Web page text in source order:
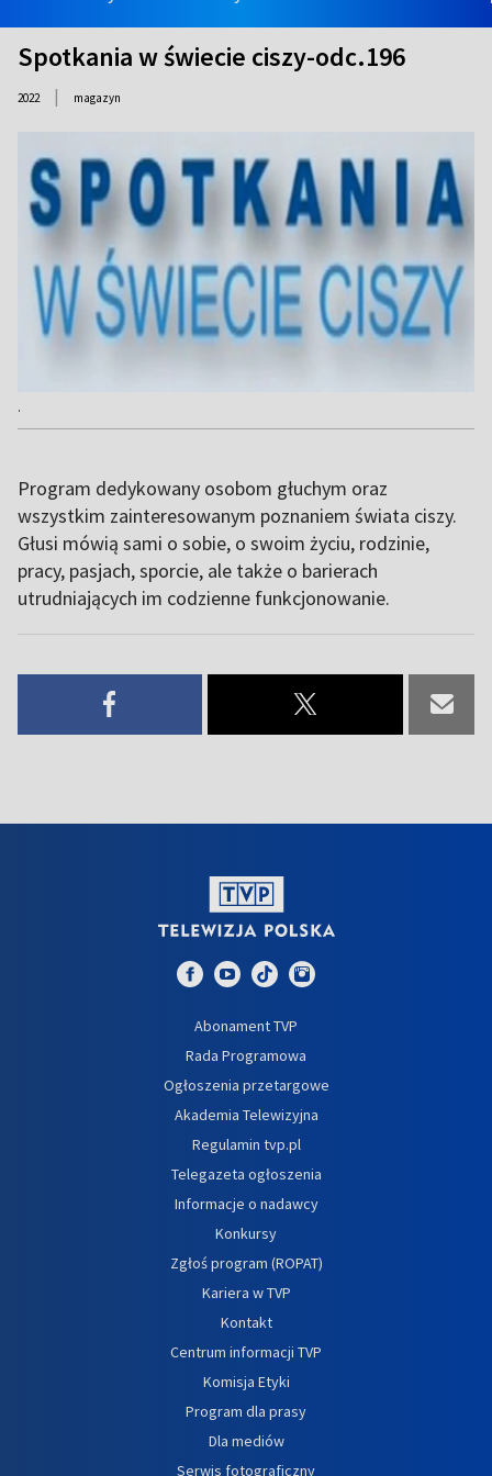
Spotkania w świecie ciszy-odc.196
2022 | magazyn
.
Program dedykowany osobom głuchym oraz
wszystkim zainteresowanym poznaniem świata ciszy.
Głusi mówią sami o sobie, o swoim życiu, rodzinie,
pracy, pasjach, sporcie, ale także o barierach
utrudniających im codzienne funkcjonowanie.
Abonament TVP
Rada Programowa
Ogłoszenia przetargowe
Akademia Telewizyjna
Regulamin tvp.pl
Telegazeta ogłoszenia
Informacje o nadawcy
Konkursy
Zgłoś program (ROPAT)
Kariera w TVP
Kontakt
Centrum informacji TVP
Komisja Etyki
Program dla prasy
Dla mediów
Serwis fotograficzny